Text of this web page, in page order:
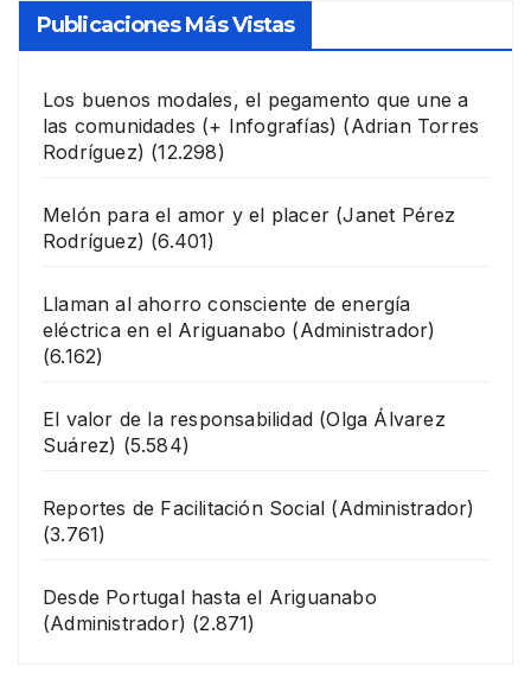
Publicaciones Más Vistas
Los buenos modales, el pegamento que une a
las comunidades (+ Infografías) (Adrian Torres
Rodríguez) (12.298)
Melón para el amor y el placer (Janet Pérez
Rodríguez) (6.401)
Llaman al ahorro consciente de energía
eléctrica en el Ariguanabo (Administrador)
(6.162)
El valor de la responsabilidad (Olga Álvarez
Suárez) (5.584)
Reportes de Facilitación Social (Administrador)
(3.761)
Desde Portugal hasta el Ariguanabo
(Administrador) (2.871)